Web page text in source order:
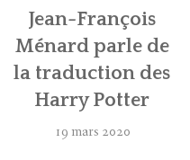
Jean-François
Ménard parle de
la traduction des
Harry Potter
19 mars 2020